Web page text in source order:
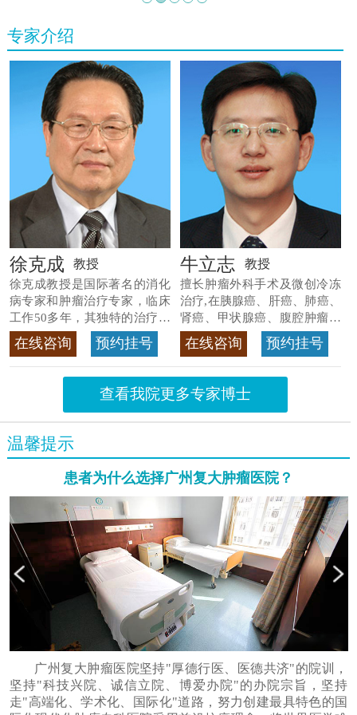
专家介绍
徐克成 教授
徐克成教授是国际著名的消化
病专家和肿瘤治疗专家，临床
工作50多年，其独特的治疗方
法>>查看专家详情
在线咨询 预约挂号
牛立志 教授
擅长肿瘤外科手术及微创冷冻
治疗,在胰腺癌、肝癌、肺癌、
肾癌、甲状腺癌、腹腔肿瘤等
>>查看专家详情
在线咨询 预约挂号
查看我院更多专家博士
温馨提示
患者为什么选择广州复大肿瘤医院？
广州复大肿瘤医院坚持"厚德行医、医德共济"的院训，
坚持"科技兴院、诚信立院、博爱办院"的办院宗旨，坚持
走"高端化、学术化、国际化"道路，努力创建最具特色的国